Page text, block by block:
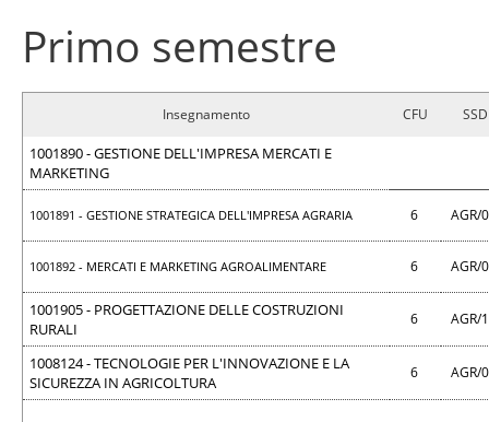
Primo semestre
Insegnamento CFU SSD
1001890 - GESTIONE DELL'IMPRESA MERCATI E
MARKETING
1001891 - GESTIONE STRATEGICA DELL'IMPRESA AGRARIA 6 AGR/
1001892 - MERCATI E MARKETING AGROALIMENTARE 6 AGR/
1001905 - PROGETTAZIONE DELLE COSTRUZIONI
RURALI
6 AGR/
1008124 - TECNOLOGIE PER L'INNOVAZIONE E LA
SICUREZZA IN AGRICOLTURA
6 AGR/